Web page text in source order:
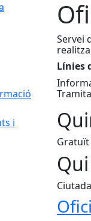
i
Servei
Línies
Gratuït